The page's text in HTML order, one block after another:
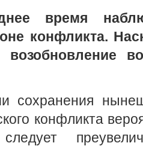
время
конфликта.
возобновление
сохранения
конфликта